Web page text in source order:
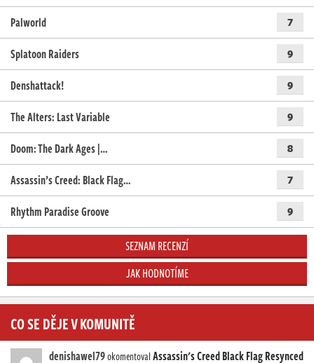
Palworld 7
Splatoon Raiders 9
Denshattack! 9
The Alters: Last Variable 9
Doom: The Dark Ages |… 8
Assassin’s Creed: Black Flag… 7
Rhythm Paradise Groove 9
SEZNAM RECENZÍ
JAK HODNOTÍME
CO SE DĚJE V KOMUNITĚ
denishawel79okomentovalAssassin's Creed Black Flag Resynced